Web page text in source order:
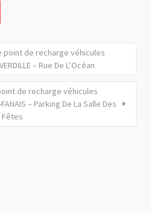
point de recharge véhicules
– Rue De L’Océan
de recharge véhicules
– Parking De La Salle Des
Fêtes